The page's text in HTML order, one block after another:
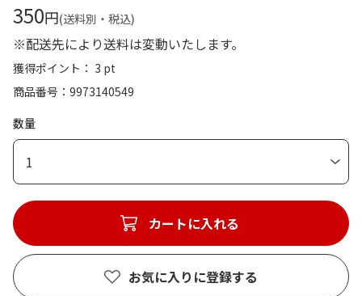
350円(送料別・税込)
※配送先により送料は変動いたします。
獲得ポイント： 3 pt
商品番号
9973140549
数量
1
カートに入れる
お気に入りに登録する